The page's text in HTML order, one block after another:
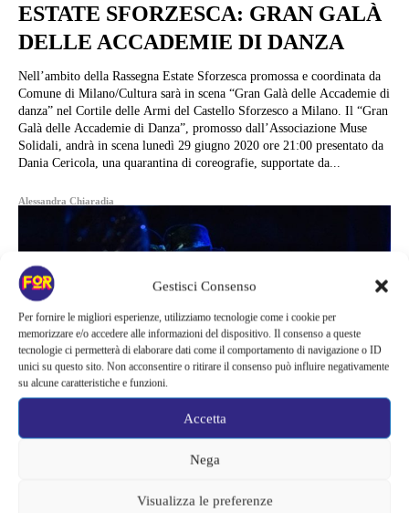
Gestisci Consenso
Per fornire le migliori esperienze, utilizziamo tecnologie come i cookie per
memorizzare e/o accedere alle informazioni del dispositivo. Il consenso a queste
tecnologie ci permetterà di elaborare dati come il comportamento di navigazione o ID
unici su questo sito. Non acconsentire o ritirare il consenso può influire negativamente
su alcune caratteristiche e funzioni.
Accetta
Nega
Visualizza le preferenze
ESTATE SFORZESCA: GRAN GALÀ
DELLE ACCADEMIE DI DANZA
Nell’ambito della Rassegna Estate Sforzesca promossa e coordinata da
Comune di Milano/Cultura sarà in scena “Gran Galà delle Accademie di
danza” nel Cortile delle Armi del Castello Sforzesco a Milano. Il “Gran
Galà delle Accademie di Danza”, promosso dall’Associazione Muse
Solidali, andrà in scena lunedì 29 giugno 2020 ore 21:00 presentato da
Dania Cericola, una quarantina di coreografie, supportate da...
Alessandra Chiaradia